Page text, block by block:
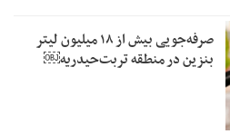
صرفه‌جویی بیش از ۱۸ میلیون لیتر
بنزین در منطقه تربت‌حیدریه￼